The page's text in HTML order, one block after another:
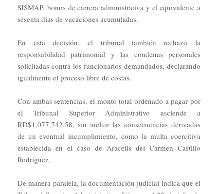
SISMAP, bonos de carrera administrativa y el equivalente a
sesenta días de vacaciones acumuladas.
En esta decisión, el tribunal también rechazó la
responsabilidad patrimonial y las condenas personales
solicitadas contra los funcionarios demandados, declarando
igualmente el proceso libre de costas.
Con ambas sentencias, el monto total ordenado a pagar por
el Tribunal Superior Administrativo asciende a
RD$1,077,742.58, sin incluir las consecuencias derivadas
de un eventual incumplimiento, como la multa coercitiva
establecida en el caso de Aracelis del Carmen Castillo
Rodríguez.
De manera paralela, la documentación judicial indica que el